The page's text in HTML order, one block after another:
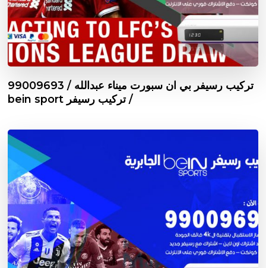
تركيب رسيفر بي ان سبورت ميناء عبدالله / 99009693
/ تركيب رسيفر bein sport